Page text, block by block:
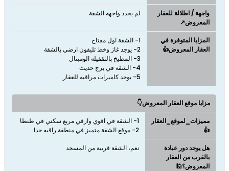
واجهة / اطلالة للعقار
المعروض↗️
لم يحدد واجهه الشقة
المزايا المتوفرة في
العقار المعروض👍
5- يوجد كاميرات مراقبه للعقار
مزايا موقع العقار المعروض👇
مميزات_لموقع_العقار
👍
2- موقع الشقة متميز في منطقة راقيه جدا
هل يوجد دور عبادة
بالقرب من العقار
المعروض؟🕌
نعم، الشقة قريبة من المسجد